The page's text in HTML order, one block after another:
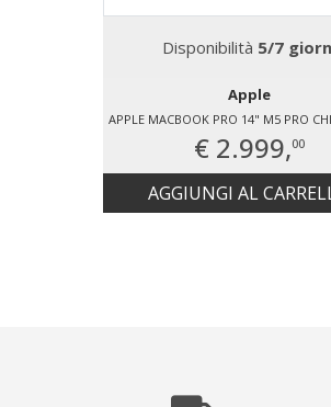
Disponibilità 5/7
Apple
€ 2.999,00
AGGIUNGI AL